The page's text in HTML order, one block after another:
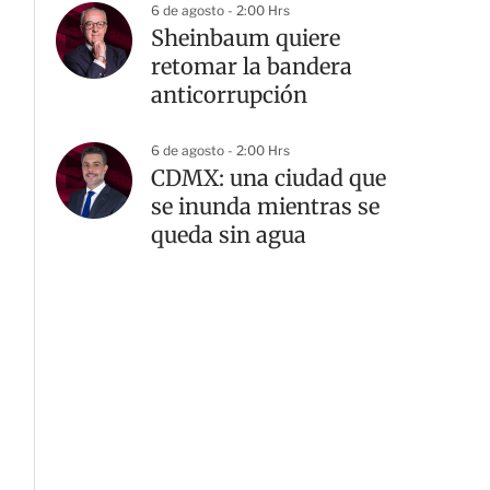
6 de agosto - 2:00 Hrs
Sheinbaum quiere
retomar la bandera
anticorrupción
6 de agosto - 2:00 Hrs
CDMX: una ciudad que
se inunda mientras se
queda sin agua